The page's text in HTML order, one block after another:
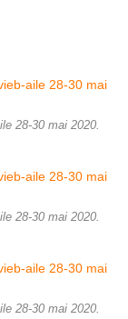
28-30 mai 2020.
28-30 mai 2020.
28-30 mai 2020.